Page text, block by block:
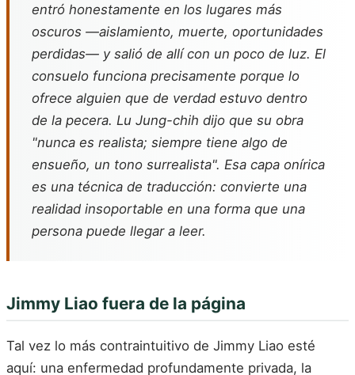
entró honestamente en los lugares más
oscuros —aislamiento, muerte, oportunidades
perdidas— y salió de allí con un poco de luz. El
consuelo funciona precisamente porque lo
ofrece alguien que de verdad estuvo dentro
de la pecera. Lu Jung-chih dijo que su obra
"nunca es realista; siempre tiene algo de
ensueño, un tono surrealista". Esa capa onírica
es una técnica de traducción: convierte una
realidad insoportable en una forma que una
persona puede llegar a leer.
Jimmy Liao fuera de la página
Tal vez lo más contraintuitivo de Jimmy Liao esté
aquí: una enfermedad profundamente privada, la